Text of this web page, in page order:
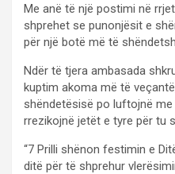
Me anë të një postimi në
shprehet se punonjësit e
për një botë më të
Ndër të tjera ambasada
kuptim akoma më të
shëndetësisë po luftojnë
rrezikojnë jetët e tyre për tu
“7 Prilli shënon festimin e
ditë për të shprehur